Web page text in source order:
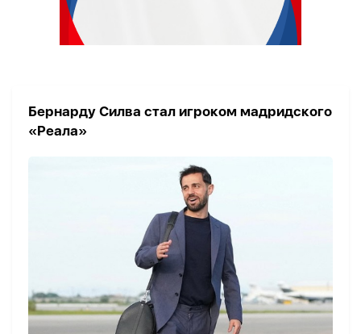
Бернарду Силва стал игроком мадридского
«Реала»